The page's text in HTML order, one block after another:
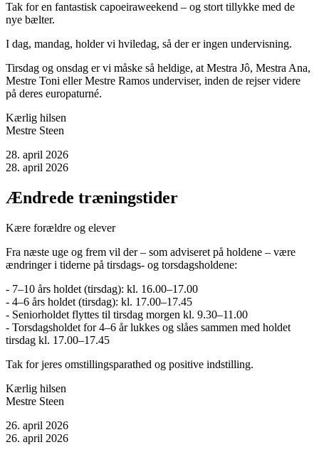
Tak for en fantastisk capoeiraweekend – og stort tillykke med de
nye bælter.
I dag, mandag, holder vi hviledag, så der er ingen undervisning.
Tirsdag og onsdag er vi måske så heldige, at Mestra Jô, Mestra Ana,
Mestre Toni eller Mestre Ramos underviser, inden de rejser videre
på deres europaturné.
Kærlig hilsen
Mestre Steen
28. april 2026
28. april 2026
Ændrede træningstider
Kære forældre og elever
Fra næste uge og frem vil der – som adviseret på holdene – være
ændringer i tiderne på tirsdags- og torsdagsholdene:
- 7–10 års holdet (tirsdag): kl. 16.00–17.00
- 4–6 års holdet (tirsdag): kl. 17.00–17.45
- Seniorholdet flyttes til tirsdag morgen kl. 9.30–11.00
- Torsdagsholdet for 4–6 år lukkes og slåes sammen med holdet
tirsdag kl. 17.00–17.45
Tak for jeres omstillingsparathed og positive indstilling.
Kærlig hilsen
Mestre Steen
26. april 2026
26. april 2026